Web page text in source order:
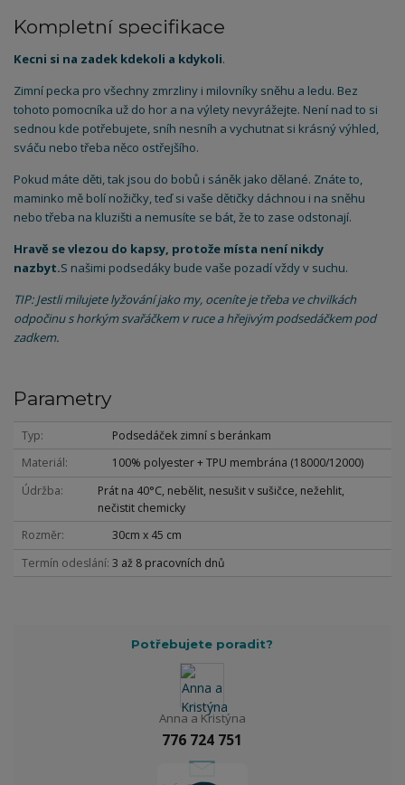
Kompletní specifikace
Kecni si na zadek kdekoli a kdykoli.
Zimní pecka pro všechny zmrzliny i milovníky sněhu a ledu. Bez
tohoto pomocníka už do hor a na výlety nevyrážejte. Není nad to si
sednou kde potřebujete, sníh nesníh a vychutnat si krásný výhled,
sváču nebo třeba něco ostřejšího.
Pokud máte děti, tak jsou do bobů i sáněk jako dělané. Znáte to,
maminko mě bolí nožičky, teď si vaše dětičky dáchnou i na sněhu
nebo třeba na kluzišti a nemusíte se bát, že to zase odstonají.
Hravě se vlezou do kapsy, protože místa není nikdy
nazbyt.S našimi podsedáky bude vaše pozadí vždy v suchu.
TIP: Jestli milujete lyžování jako my, oceníte je třeba ve chvilkách
odpočinu s horkým svařáčkem v ruce a hřejivým podsedáčkem pod
zadkem.
Parametry
Typ
Podsedáček zimní s beránkam
Materiál
100% polyester + TPU membrána (18000/12000)
Údržba
Prát na 40°C, nebělit, nesušit v sušičce, nežehlit,
nečistit chemicky
Rozměr
30cm x 45 cm
Termín odeslání 3 až 8 pracovních dnů
Potřebujete poradit?
Anna a Kristýna
776 724 751